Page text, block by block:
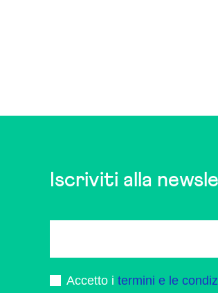
Iscriviti alla
Accetto i termini e le